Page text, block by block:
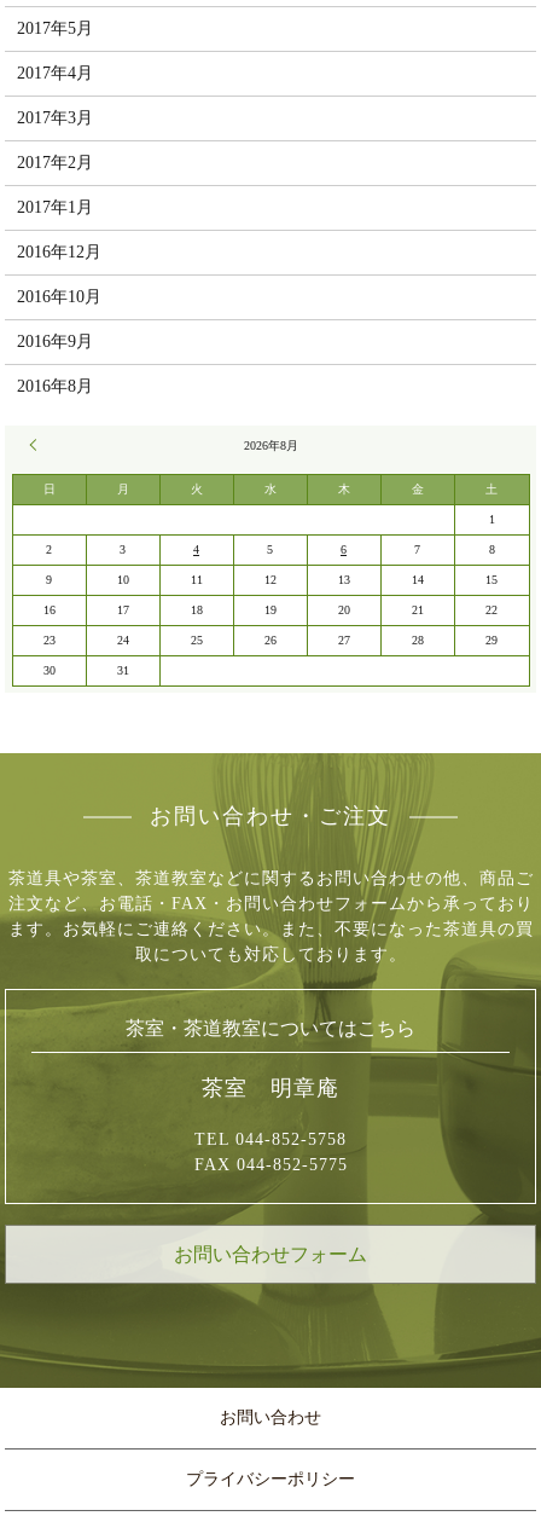
2017年5月
2017年4月
2017年3月
2017年2月
2017年1月
2016年12月
2016年10月
2016年9月
2016年8月
2026年8月
日 月 火 水 木 金 土
1
2 3 4 5 6 7 8
9 10 11 12 13 14 15
16 17 18 19 20 21 22
23 24 25 26 27 28 29
30 31
お問い合わせ・ご注文
茶道具や茶室、茶道教室などに関するお問い合わせの他、商品ご
注文など、 お電話・FAX・お問い合わせフォームから承っており
ます。お気軽にご連絡ください。 また、不要になった茶道具の買
取についても対応しております。
茶室・茶道教室についてはこちら
茶室 明章庵
TEL 044-852-5758
FAX 044-852-5775
お問い合わせフォーム
お問い合わせ
プライバシーポリシー